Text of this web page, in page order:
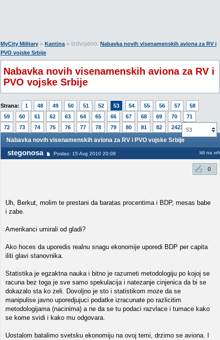
MyCity Military » Kantina» Izdvojeno: Nabavka novih visenamenskih aviona za RV i
PVO vojske Srbije
Nabavka novih visenamenskih aviona za RV i
PVO vojske Srbije
Strana: 1 48 49 50 51 52 53 54 55 56 57
58
59
60 61 62 63 64 65 66 67 68 69 70
71
72
73 74 75 76 77 78 79 80 81 82 2423 53
Nabavka novih visenamenskih aviona za RV i PVO vojske Srbije
stegonosa Poslao: 15 Avg 2010 20:08 Idi na vrh
0
Uh, Berkut, molim te prestani da baratas procentima i BDP, mesas babe
i zabe.
Amerikanci umirali od gladi?
Ako hoces da uporedis realnu snagu ekonomije uporedi BDP per capita
iliti glavi stanovnika.
Statistika je egzaktna nauka i bitno je razumeti metodologiju po kojoj se
racuna bez toga je sve samo spekulacija i natezanje cinjenica da bi se
dokazalo sta ko zeli. Dovoljno je sto i statistikom moze da se
manipulise javno uporedjujuci podatke izracunate po razlicitim
metodologijama (nacinima) a ne da se tu podaci razvlace i tumace kako
se kome svidi i kako mu odgovara.
Uostalom batalimo svetsku ekonomiju na ovoj temi, drzimo se aviona. I